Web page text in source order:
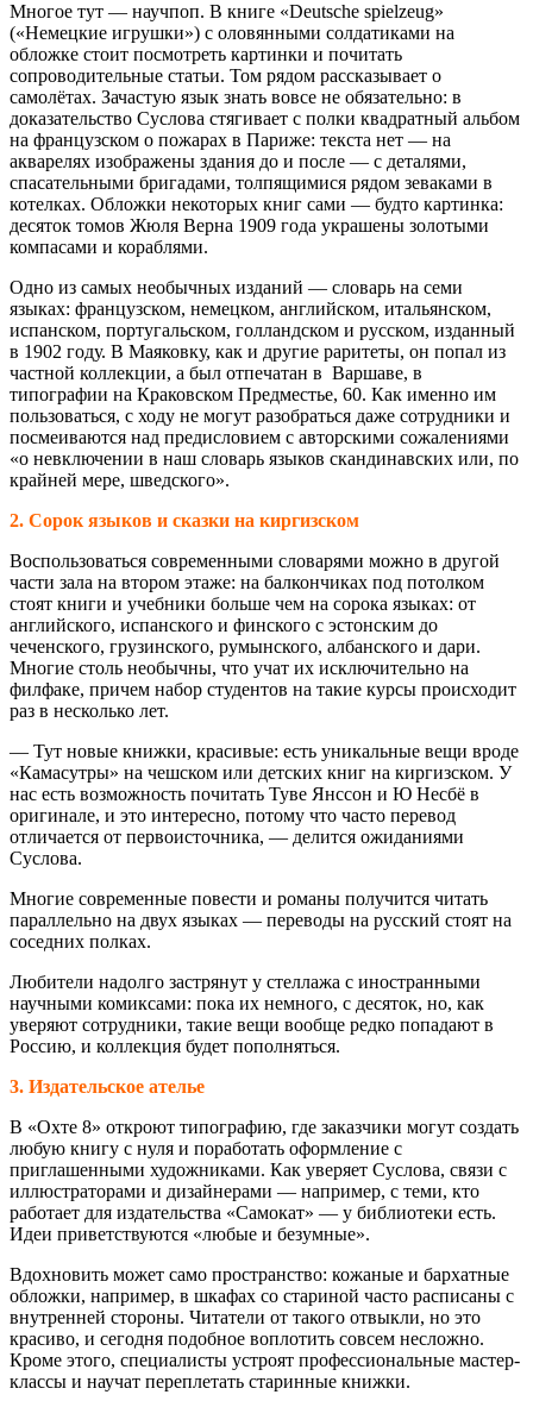
Многое тут — научпоп. В книге «Deutsche spielzeug»
(«Немецкие игрушки») с оловянными солдатиками на
обложке стоит посмотреть картинки и почитать
сопроводительные статьи. Том рядом рассказывает о
самолётах. Зачастую язык знать вовсе не обязательно: в
доказательство Суслова стягивает с полки квадратный альбом
на французском о пожарах в Париже: текста нет — на
акварелях изображены здания до и после — с деталями,
спасательными бригадами, толпящимися рядом зеваками в
котелках. Обложки некоторых книг сами — будто картинка:
десяток томов Жюля Верна 1909 года украшены золотыми
компасами и кораблями.
Одно из самых необычных изданий — словарь на семи
языках: французском, немецком, английском, итальянском,
испанском, португальском, голландском и русском, изданный
в 1902 году. В Маяковку, как и другие раритеты, он попал из
частной коллекции, а был отпечатан в Варшаве, в
типографии на Краковском Предместье, 60. Как именно им
пользоваться, с ходу не могут разобраться даже сотрудники и
посмеиваются над предисловием с авторскими сожалениями
«о невключении в наш словарь языков скандинавских или, по
крайней мере, шведского».
2. Сорок языков и сказки на киргизском
Воспользоваться современными словарями можно в другой
части зала на втором этаже: на балкончиках под потолком
стоят книги и учебники больше чем на сорока языках: от
английского, испанского и финского с эстонским до
чеченского, грузинского, румынского, албанского и дари.
Многие столь необычны, что учат их исключительно на
филфаке, причем набор студентов на такие курсы происходит
раз в несколько лет.
— Тут новые книжки, красивые: есть уникальные вещи вроде
«Камасутры» на чешском или детских книг на киргизском. У
нас есть возможность почитать Туве Янссон и Ю Несбё в
оригинале, и это интересно, потому что часто перевод
отличается от первоисточника, — делится ожиданиями
Суслова.
Многие современные повести и романы получится читать
параллельно на двух языках — переводы на русский стоят на
соседних полках.
Любители надолго застрянут у стеллажа с иностранными
научными комиксами: пока их немного, с десяток, но, как
уверяют сотрудники, такие вещи вообще редко попадают в
Россию, и коллекция будет пополняться.
3. Издательское ателье
В «Охте 8» откроют типографию, где заказчики могут создать
любую книгу с нуля и поработать оформление с
приглашенными художниками. Как уверяет Суслова, связи с
иллюстраторами и дизайнерами — например, с теми, кто
работает для издательства «Самокат» — у библиотеки есть.
Идеи приветствуются «любые и безумные».
Вдохновить может само пространство: кожаные и бархатные
обложки, например, в шкафах со стариной часто расписаны с
внутренней стороны. Читатели от такого отвыкли, но это
красиво, и сегодня подобное воплотить совсем несложно.
Кроме этого, специалисты устроят профессиональные мастер-
классы и научат переплетать старинные книжки.